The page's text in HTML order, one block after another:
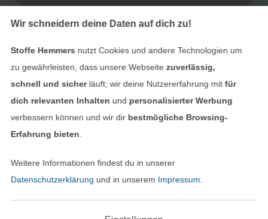
AGB
Datenschutz
Widerrufsrecht
Kontakt
Bestellung widerrufen
Finde mehr Inspiration
Wir schneidern deine Daten auf dich zu!
Stoffe Hemmers nutzt Cookies und andere Technologien um
zu gewährleisten, dass unsere Webseite zuverlässig,
schnell und sicherläuft; wir deine Nutzererfahrung mitfür
dich relevanten Inhalten und personalisierter Werbung
verbessern können und wir dir bestmögliche Browsing-
Erfahrung bieten
Weitere Informationen findest du in unserer
Datenschutzerklärung und in unserem Impressum